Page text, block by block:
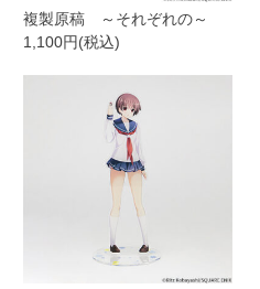
複製原稿 ～それぞれの～
1,100円(税込)